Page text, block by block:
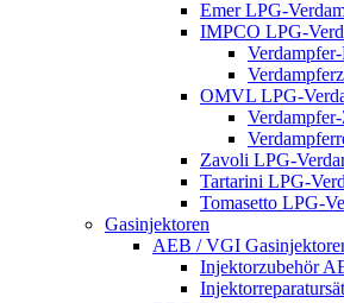
Emer LPG-
IMPCO LPG-
OMVL LPG-
Zavoli LPG-
Tartarini LPG-
Tomasetto LPG-
Gasinjektoren
AEB / VGI
Injektorzubehör